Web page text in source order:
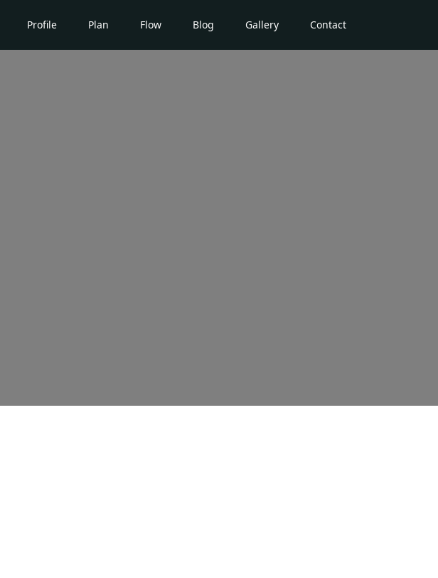
Profile Plan Flow Blog Gallery Contact